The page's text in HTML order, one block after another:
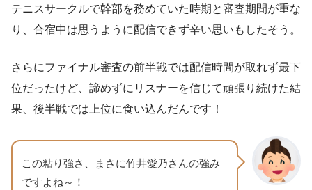
テニスサークルで幹部を務めていた時期と審査期間が重な
り、合宿中は思うように配信できず辛い思いもしたそう。
さらにファイナル審査の前半戦では配信時間が取れず最下
位だったけど、諦めずにリスナーを信じて頑張り続けた結
果、後半戦では上位に食い込んだんです！
この粘り強さ、まさに竹井愛乃さんの強み
ですよね～！